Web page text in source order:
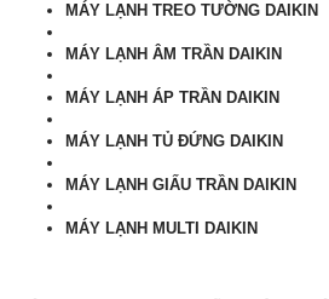
MÁY LẠNH TREO TƯỜNG DAIKIN
MÁY LẠNH ÂM TRẦN DAIKIN
MÁY LẠNH ÁP TRẦN DAIKIN
MÁY LẠNH TỦ ĐỨNG DAIKIN
MÁY LẠNH GIẤU TRẦN DAIKIN
MÁY LẠNH MULTI DAIKIN